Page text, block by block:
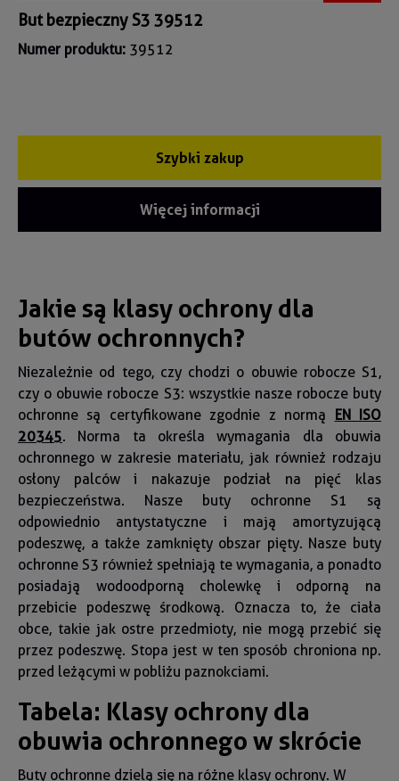
But bezpieczny S3 39512
Numer produktu: 39512
Szybki zakup
Więcej informacji
Jakie są klasy ochrony dla
butów ochronnych?
Niezależnie od tego, czy chodzi o obuwie robocze S1,
czy o obuwie robocze S3: wszystkie nasze robocze buty
ochronne są certyfikowane zgodnie z normą
EN ISO
20345. Norma ta określa wymagania dla obuwia
ochronnego w zakresie materiału, jak również rodzaju
osłony palców i nakazuje podział na pięć klas
bezpieczeństwa. Nasze buty ochronne S1 są
odpowiednio antystatyczne i mają amortyzującą
podeszwę, a także zamknięty obszar pięty. Nasze buty
ochronne S3 również spełniają te wymagania, a ponadto
posiadają wodoodporną cholewkę i odporną na
przebicie podeszwę środkową. Oznacza to, że ciała
obce, takie jak ostre przedmioty, nie mogą przebić się
przez podeszwę. Stopa jest w ten sposób chroniona np.
przed leżącymi w pobliżu paznokciami.
Tabela: Klasy ochrony dla
obuwia ochronnego w skrócie
Buty ochronne dzielą się na różne klasy ochrony. W